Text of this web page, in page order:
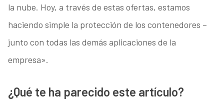
la nube. Hoy, a través de estas ofertas, estamos
haciendo simple la protección de los contenedores –
junto con todas las demás aplicaciones de la
empresa».
¿Qué te ha parecido este artículo?